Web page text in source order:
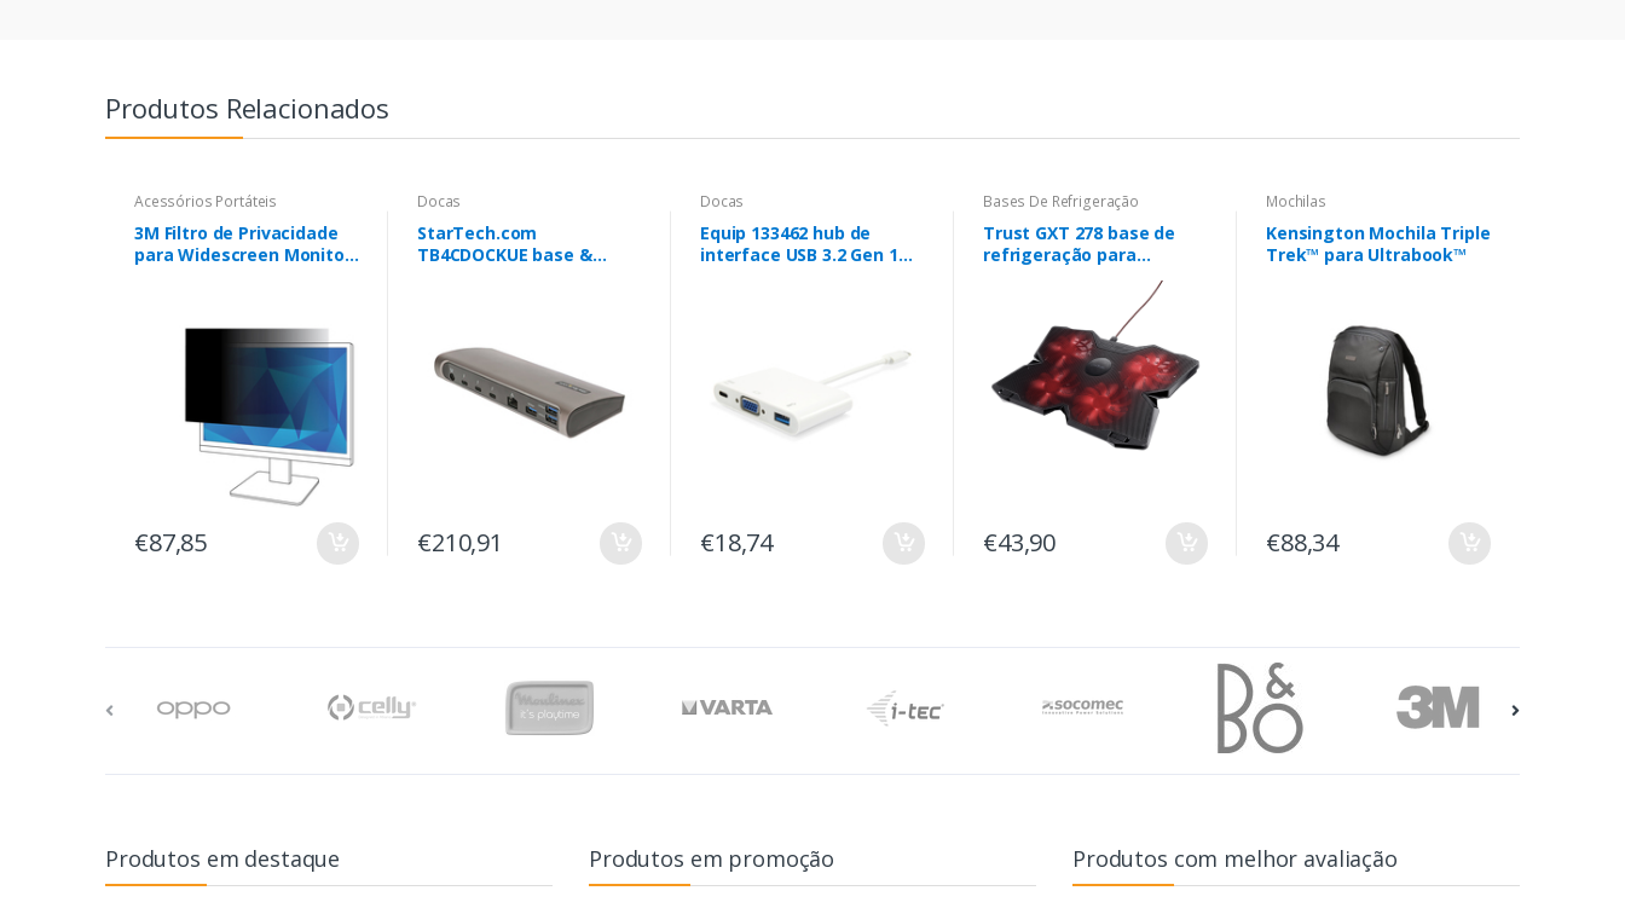
Produtos Relacionados
Acessórios Portáteis
3M Filtro de Privacidade
para Widescreen Monitor
€87,85
Docas
StarTech.com
TB4CDOCKUE base &
€210,91
Docas
Equip 133462 hub de
interface USB 3.2 Gen 1
€18,74
Bases De Refrigeração
Trust GXT 278 base de
refrigeração para
€43,90
Mochilas
Kensington Mochila Triple
Trek™ para Ultrabook™
€88,34
Produtos em destaque Produtos em promoção Produtos com melhor avaliação